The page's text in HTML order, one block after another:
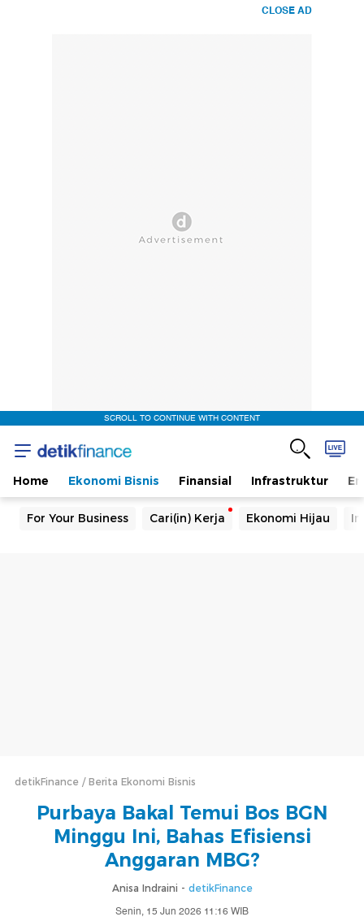
CLOSE AD
SCROLL TO CONTINUE WITH CONTENT
Home Ekonomi Bisnis Finansial Infrastruktur
For Your Business Cari(in) Kerja Ekonomi Hijau
detikFinance Berita Ekonomi Bisnis
Purbaya Bakal Temui Bos BGN
Minggu Ini, Bahas Efisiensi
Anggaran MBG?
Anisa Indraini - detikFinance
Senin, 15 Jun 2026 11:16 WIB